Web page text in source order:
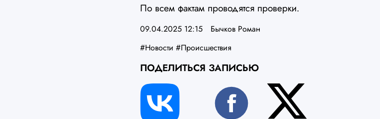
По всем фактам проводятся проверки.
09.04.2025 12:15
Бычков Роман
#Новости #Происшествия
ПОДЕЛИТЬСЯ ЗАПИСЬЮ